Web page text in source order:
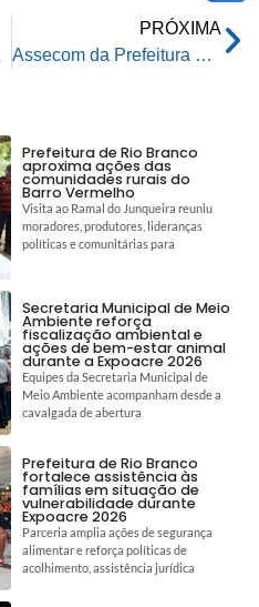
PRÓXIMA
Assecom da Prefeitura de Rio Branco é campeã do campeonato da imprensa
Prefeitura de Rio Branco
aproxima ações das
comunidades rurais do
Barro Vermelho
Visita ao Ramal do Junqueira reuniu
moradores, produtores, lideranças
políticas e comunitárias para
Secretaria Municipal de Meio
Ambiente reforça
fiscalização ambiental e
ações de bem-estar animal
durante a Expoacre 2026
Equipes da Secretaria Municipal de
Meio Ambiente acompanham desde a
cavalgada de abertura
Prefeitura de Rio Branco
fortalece assistência às
famílias em situação de
vulnerabilidade durante
Expoacre 2026
Parceria amplia ações de segurança
alimentar e reforça políticas de
acolhimento, assistência jurídica